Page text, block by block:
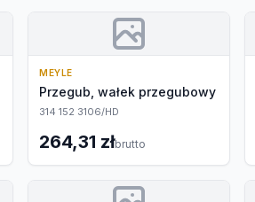
MEYLE
Przegub, wałek przegubowy
314 152 3106/HD
264,31 złbrutto